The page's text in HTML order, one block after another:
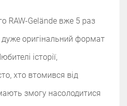
RAW-Gelände вже 5 раз
оригінальний формат
історії,
хто втомився від
змогу насолодитися